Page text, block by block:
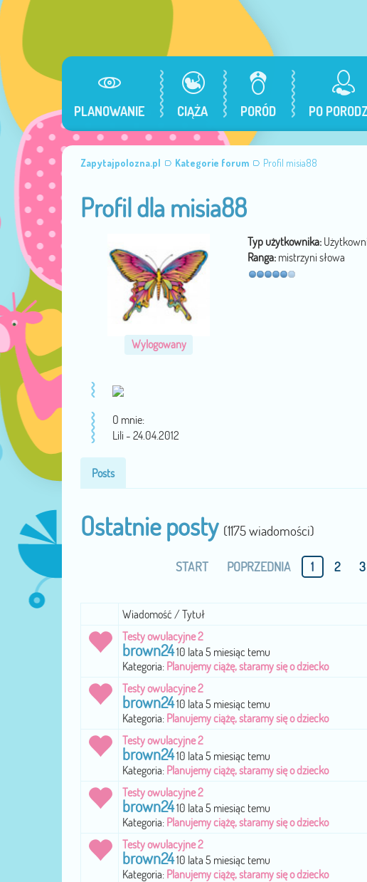
PLANOWANIE CIĄŻA PORÓD PO
Zapytajpolozna.pl Kategorie forum Profil misia88
Profil dla misia88
Wylogowany
Typ użytkownika:
Ranga: mistrzyni słowa
O mnie:
Lili - 24.04.2012
Posts
Ostatnie posty (1175 wiadomości)
START POPRZEDNIA 1 2 3
Wiadomość / Tytuł
Testy owulacyjne 2
brown2410 lata 5 miesiąc temu
Kategoria: Planujemy ciążę, staramy się o dziecko
Testy owulacyjne 2
brown2410 lata 5 miesiąc temu
Kategoria: Planujemy ciążę, staramy się o dziecko
Testy owulacyjne 2
brown2410 lata 5 miesiąc temu
Kategoria: Planujemy ciążę, staramy się o dziecko
Testy owulacyjne 2
brown2410 lata 5 miesiąc temu
Kategoria: Planujemy ciążę, staramy się o dziecko
Testy owulacyjne 2
brown2410 lata 5 miesiąc temu
Kategoria: Planujemy ciążę, staramy się o dziecko